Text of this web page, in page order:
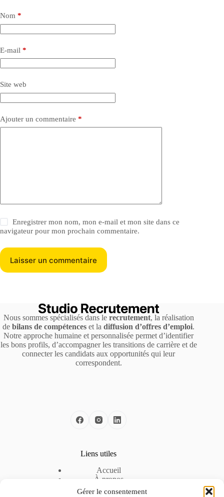
Gérer le consentement
Nom *
E-mail *
Site web
Ajouter un commentaire *
Enregistrer mon nom, mon e-mail et mon site dans ce
navigateur pour mon prochain commentaire.
Laisser un commentaire
Nous sommes spécialisés dans le recrutement, la réalisation
debilans de compétences et ladiffusion d’offres d’emploi.
Notre approche humaine et personnalisée permet d’identifier
les bons profils, d’accompagner les transitions de carrière et de
connecter les candidats aux opportunités qui leur
correspondent.
Liens utiles
Accueil
À propos
Nos solutions